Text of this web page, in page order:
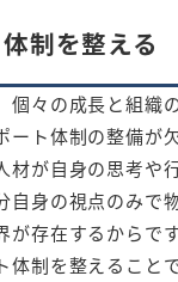
制を整える
個々の成長と組織
ート体制の整備が
材が自身の思考や
自身の視点のみで
存在するからです
体制を整えること